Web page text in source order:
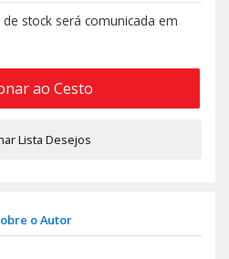
stock será comunicada em
ao Cesto
Lista Desejos
o Autor